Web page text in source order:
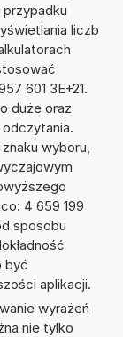
liczb
601 3E+21.
duże oraz
odczytania.
wyboru,
4 659 199
sposobu
być
aplikacji.
wyrażeń
nie tylko